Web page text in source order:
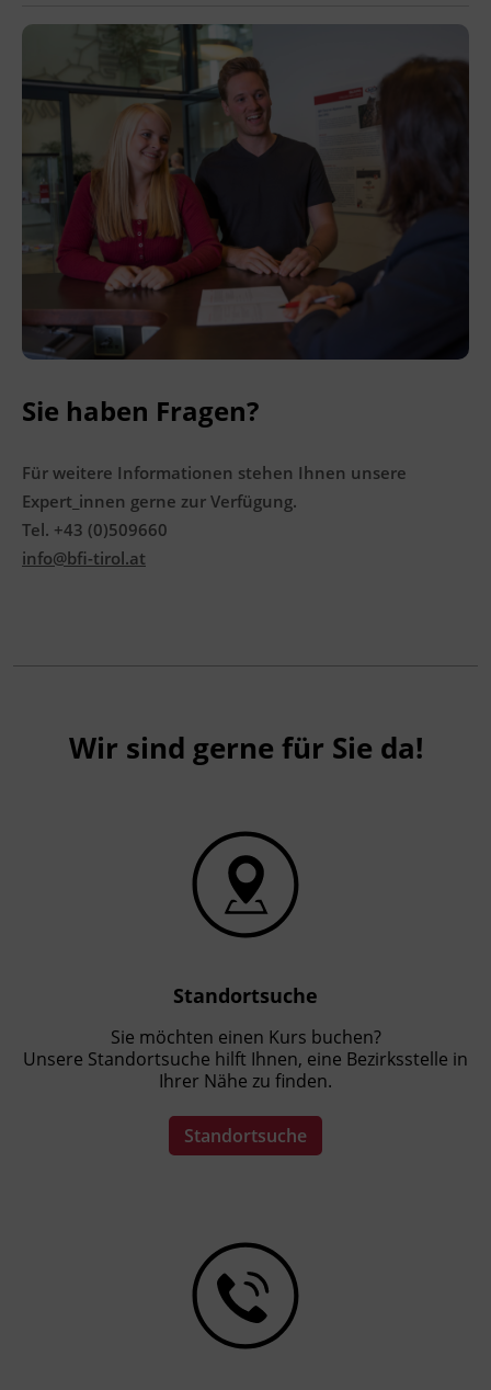
Ingenieurzertifizierung
BFI Reutte
BFI Schwaz
Sie haben Fragen?
Für weitere Informationen stehen Ihnen unsere
Expert_innen gerne zur Verfügung.
Tel. +43 (0)509660
info@bfi-tirol.at
Wir sind gerne für Sie da!
Standortsuche
Sie möchten einen Kurs buchen?
Unsere Standortsuche hilft Ihnen, eine Bezirksstelle in
Ihrer Nähe zu finden.
Standortsuche